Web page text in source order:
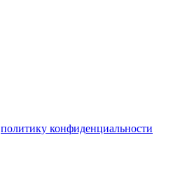
политику конфиденциальности